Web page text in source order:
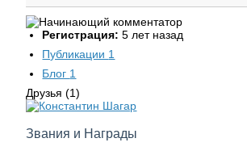
Регистрация: 5 лет назад
Публикации 1
Блог 1
Друзья (1)
Звания и Награды